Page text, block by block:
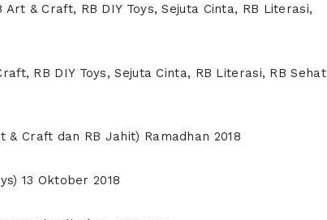
& Craft, RB DIY Toys, Sejuta Cinta, RB Literasi,
RB DIY Toys, Sejuta Cinta, RB Literasi, RB Sehat
& Craft dan RB Jahit) Ramadhan 2018
13 Oktober 2018